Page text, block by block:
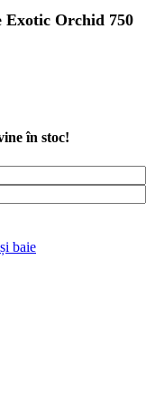
Exotic Orchid 750
în stoc!
baie